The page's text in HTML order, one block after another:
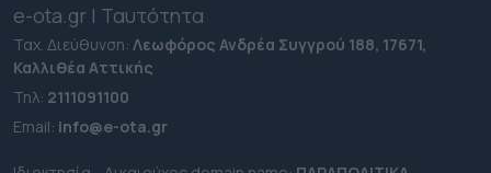
e-ota.gr | Ταυτότητα
Ταχ. Διεύθυνση: Λεωφόρος Ανδρέα Συγγρού 188, 17671,
Καλλιθέα Αττικής
Τηλ: 2111091100
Εmail: info@e-ota.gr